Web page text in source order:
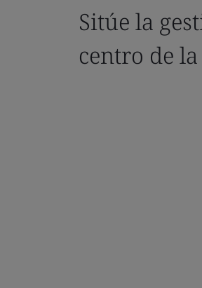
Sitúe la
centro de